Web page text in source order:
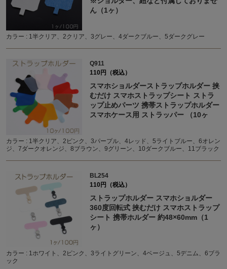
ん（1ヶ）
カラー : 1半クリア、2クリア、3グレー、4ダークブルー、5ダークグレー
Q911
110円（税込）
スマホショルダーストラップホルダー 挟
むだけ スマホストラップシート ストラ
ップ止めパーツ 携帯ストラップホルダー
スマホケース用 ストラッパー （10ヶ
カラー : 1半クリア、2ピンク、3パープル、4レッド、5ライトブルー、6オレン
ジ、7ダークオレンジ、8ブラウン、9グリーン、10ダークブルー、11ブラック
BL254
110円（税込）
ストラップホルダー スマホショルダー
360度回転式 挟むだけ スマホストラップ
シート 携帯ホルダー 約48×60mm（1
ヶ）
カラー : 1ホワイト、2ピンク、3ライトグリーン、4ベージュ、5デニム、6ブラ
ック